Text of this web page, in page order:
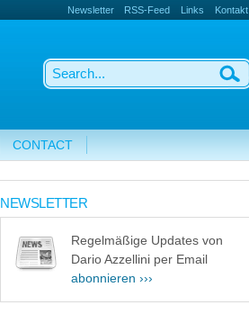
Newsletter RSS-Feed Links Kontakt
CONTACT
NEWSLETTER
Regelmäßige Updates von
Dario Azzellini per Email
abonnieren ›››